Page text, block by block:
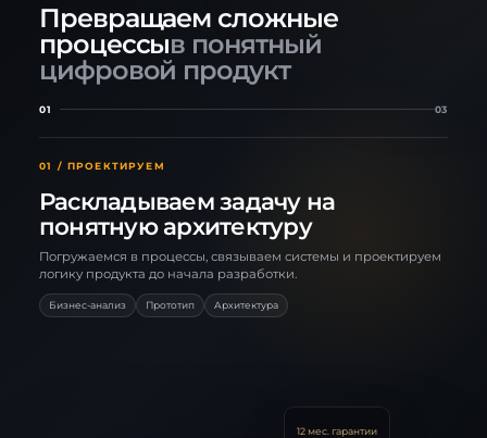
Превращаем сложные
процессыв понятный
цифровой продукт
01 03
01 / ПРОЕКТИРУЕМ
Раскладываем задачу на
понятную архитектуру
Погружаемся в процессы, связываем системы и проектируем
логику продукта до начала разработки.
Бизнес-анализ Прототип Архитектура
12 мес. гарантии